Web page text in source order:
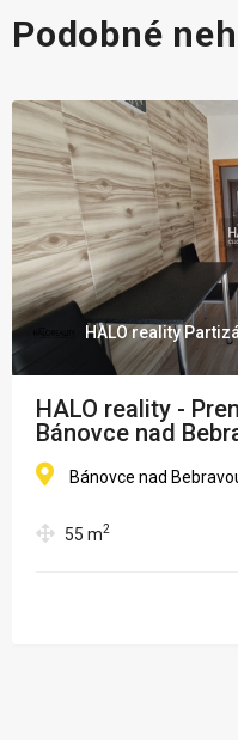
Podobné
HALO reality
HALO reality -
Bánovce nad
Bánovce nad
55 m2